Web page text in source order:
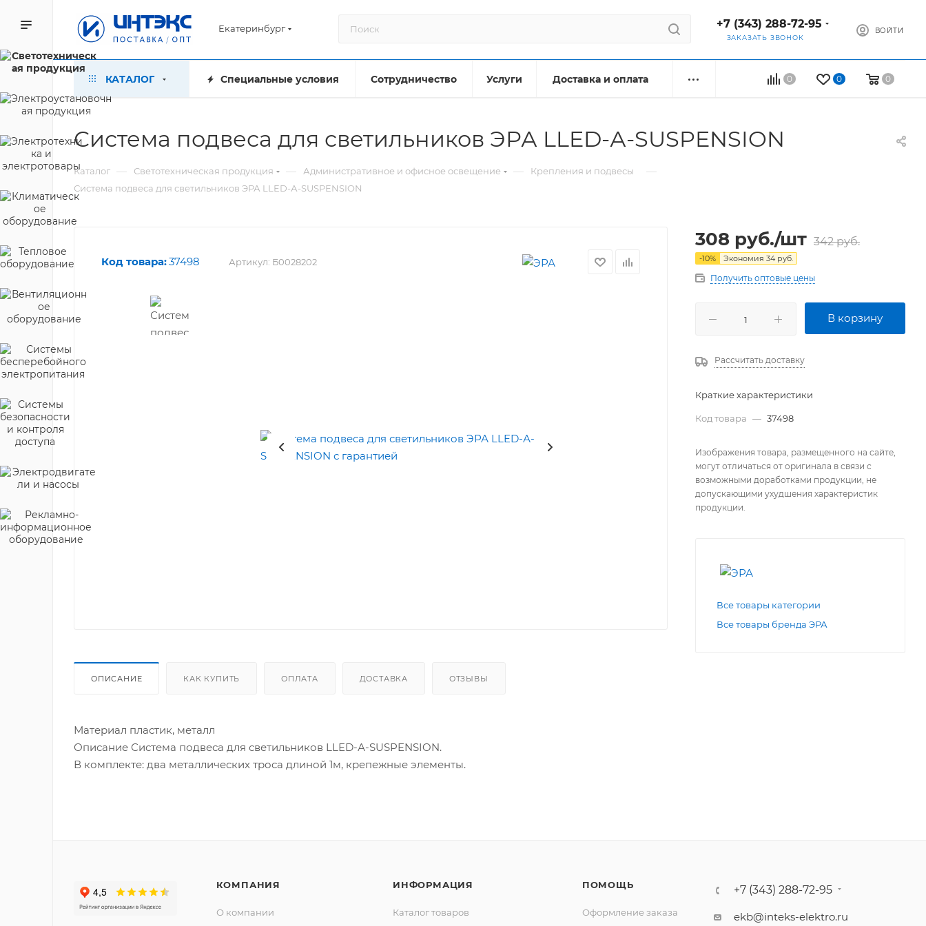
Екатеринбург +7 (343) 288-72-95
ЗАКАЗАТЬ ЗВОНОК
ВОЙТИ
0 0 0
КАТАЛОГ Специальные условия Сотрудничество Услуги Доставка и оплата
Система подвеса для светильников ЭРА LLED-А-SUSPENSION
Каталог — Светотехническая продукция — Административное и офисное освещение — Крепления и подвесы —
Система подвеса для светильников ЭРА LLED-А-SUSPENSION
Код товара:37498 Артикул: Б0028202
ОПИСАНИЕ КАК КУПИТЬ ОПЛАТА ДОСТАВКА ОТЗЫВЫ
Материал пластик, металл
Описание Система подвеса для светильников LLED-А-SUSPENSION.
В комплекте: два металлических троса длиной 1м, крепежные элементы.
308 руб./шт 342руб.
-10% Экономия 34 руб.
Получить оптовые цены
В корзину
Рассчитать доставку
Краткие характеристики
Код товара — 37498
Изображения товара, размещенного на сайте,
могут отличаться от оригинала в связи с
возможными доработками продукции, не
допускающими ухудшения характеристик
продукции.
Все товары категории
Все товары бренда ЭРА
КОМПАНИЯ
О компании
ИНФОРМАЦИЯ
Каталог товаров
ПОМОЩЬ
Оформление заказа
+7 (343) 288-72-95
ekb@inteks-elektro.ru